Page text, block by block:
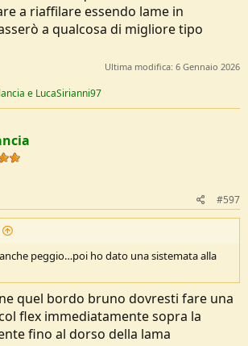
a riaffilare essendo lame in
a qualcosa di migliore tipo
Ultima modifica: 6 Gennaio 2026
e LucaSirianni97
#597
peggio…poi ho dato una sistemata alla
quel bordo bruno dovresti fare una
flex immediatamente sopra la
fino al dorso della lama